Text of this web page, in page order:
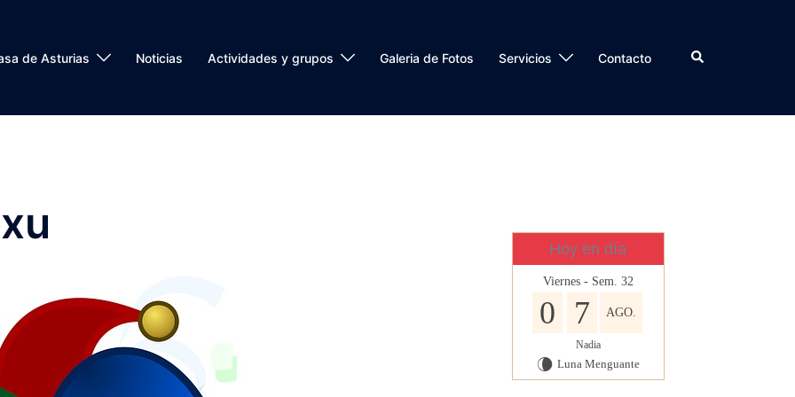
de Asturias Noticias Actividades y grupos Galeria de Fotos Servicios Contacto Buscar
Hoy en día
Viernes - Sem. 32
0 7 AGO.
Nadia
V Luna Menguante